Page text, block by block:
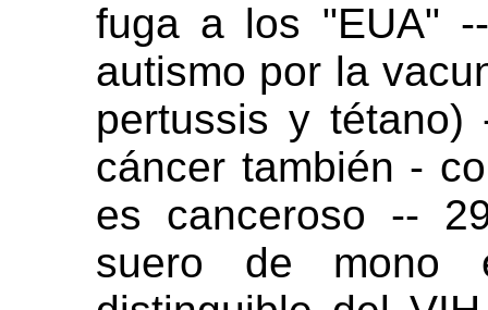
fuga a los "EUA"
autismo por la
pertussis y tétano)
cáncer también -
es canceroso --
suero de